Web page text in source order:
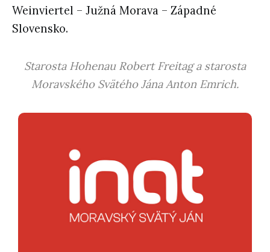
Weinviertel – Južná Morava – Západné
Slovensko.
Starosta Hohenau Robert Freitag a starosta
Moravského Svätého Jána Anton Emrich.